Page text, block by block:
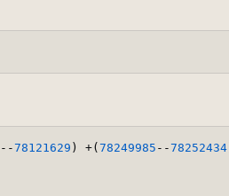
--78121629 ) +(78249985 --78252434